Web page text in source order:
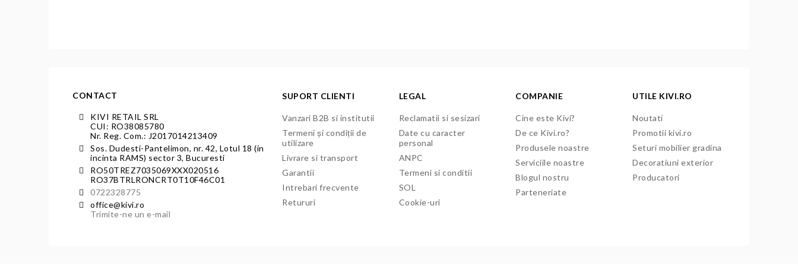
CONTACT
KIVI RETAIL SRL
CUI: RO38085780
Nr. Reg. Com.: J2017014213409
Sos. Dudesti-Pantelimon, nr. 42, Lotul 18 (in
incinta RAMS) sector 3, Bucuresti
RO50TREZ7035069XXX020516
RO37BTRLRONCRT0T10F46C01
0722328775
office@kivi.ro
Trimite-ne un e-mail
SUPORT CLIENTI
Vanzari B2B si institutii
Termeni și condiții de
utilizare
Livrare si transport
Garantii
Intrebari frecvente
Retururi
LEGAL
Reclamatii si sesizari
Date cu caracter
personal
ANPC
Termeni si conditii
SOL
Cookie-uri
COMPANIE
Cine este Kivi?
De ce Kivi.ro?
Produsele noastre
Serviciile noastre
Blogul nostru
Parteneriate
UTILE KIVI.RO
Noutati
Promotii kivi.ro
Seturi mobilier gradina
Decoratiuni exterior
Producatori